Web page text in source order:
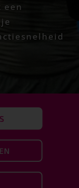
een